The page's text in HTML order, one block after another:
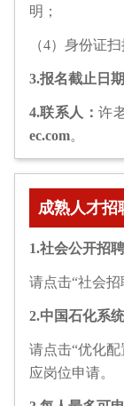
明；
（4）身份证扫
3.报名截止日期
4.联系人：许
ec.com。
成熟人才招
1.社会公开招
请点击“社会招
2.中国石化系
请点击“优化
应岗位申请。